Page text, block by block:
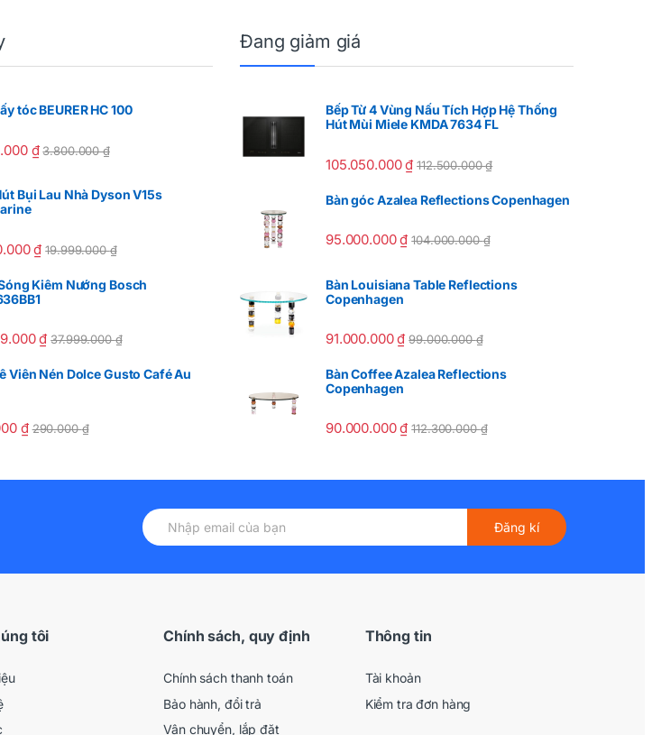
tóc BEURER HC 100
₫ 3.800.000₫
Bụi Lau Nhà Dyson V15s
₫ 19.999.000₫
Kiêm Nướng Bosch
₫ 37.999.000₫
Viên Nén Dolce Gusto Café Au
₫ 290.000₫
Đang giảm giá
Bếp Từ 4 Vùng Nấu Tích Hợp Hệ Thống
Hút Mùi Miele KMDA 7634 FL
105.050.000₫ 112.500.000₫
Bàn góc Azalea Reflections Copenhagen
95.000.000₫ 104.000.000₫
Bàn Louisiana Table Reflections
Copenhagen
91.000.000₫ 99.000.000₫
Bàn Coffee Azalea Reflections
Copenhagen
90.000.000₫ 112.300.000₫
Đăng kí
tôi Chính sách, quy định
Chính sách thanh toán
Bảo hành, đổi trả
Vận chuyển, lắp đặt
Thông tin
Tài khoản
Kiểm tra đơn hàng